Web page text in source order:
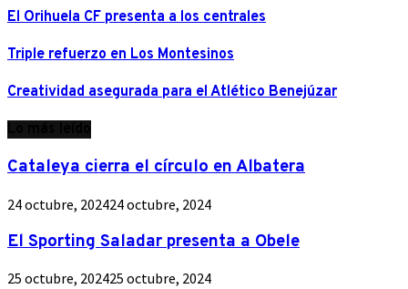
El Orihuela CF presenta a los centrales
Triple refuerzo en Los Montesinos
Creatividad asegurada para el Atlético Benejúzar
Cataleya cierra el círculo en Albatera
24 octubre, 202424 octubre, 2024
El Sporting Saladar presenta a Obele
25 octubre, 202425 octubre, 2024